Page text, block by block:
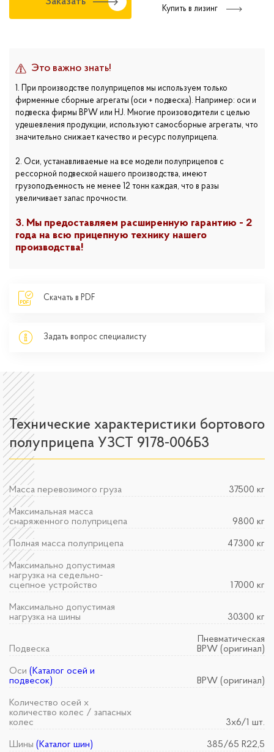
Купить в лизинг
Это важно знать!
1. При производстве полуприцепов мы используем только
фирменные сборные агрегаты (оси + подвеска). Например: оси и
подвеска фирмы BPW или HJ. Многие произоводители с целью
удешевления продукции, используют самосборные агрегаты, что
значительно снижает качество и ресурс полуприцепа.
2. Оси, устанавливаемые на все модели полуприцепов с
рессорной подвеской нашего производства, имеют
грузоподъемность не менее 12 тонн каждая, что в разы
увеличивает запас прочности.
3. Мы предоставляем расширенную гарантию - 2
года на всю прицепную технику нашего
производства!
Скачать в PDF
Задать вопрос специалисту
Технические характеристики бортового
полуприцепа УЗСТ 9178-006Б3
Масса перевозимого груза 37500 кг
Максимальная масса
снаряженного полуприцепа
9800 кг
Полная масса полуприцепа 47300 кг
Максимально допустимая
нагрузка на седельно-
сцепное устройство
17000 кг
Максимально допустимая
нагрузка на шины
30300 кг
Подвеска
Пневматическая
BPW (оригинал)
Оси (Каталог осей и
подвесок)
BPW (оригинал)
Количество осей х
количество колес / запасных
колес
3х6/1 шт.
Шины (Каталог шин) 385/65 R22,5